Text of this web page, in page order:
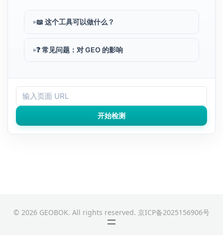
📖 这个工具可以做什么？
❓ 常见问题：对 GEO 的影响
开始检测
© 2026 GEOBOK. All rights reserved. 京ICP备2025156906号